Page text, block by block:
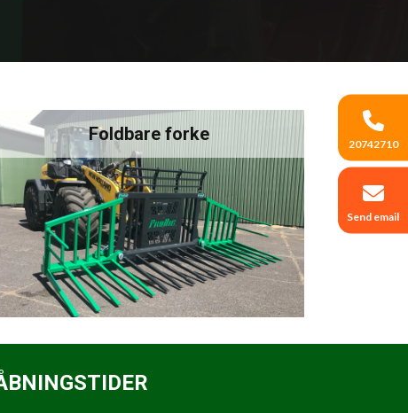
Foldbare forke 20742710
Send email